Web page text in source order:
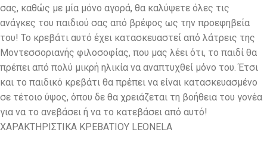
σας, καθώς με μία μόνο αγορά, θα καλύψετε όλες τις
ανάγκες του παιδιού σας από βρέφος ως την προεφηβεία
του! Το κρεβάτι αυτό έχει κατασκευαστεί από λάτρεις της
Μοντεσσοριανής φιλοσοφίας, που μας λέει ότι, το παιδί θα
πρέπει από πολύ μικρή ηλικία να αναπτυχθεί μόνο του. Έτσι
και το παιδικό κρεβάτι θα πρέπει να είναι κατασκευασμένο
σε τέτοιο ύψος, όπου δε θα χρειάζεται τη βοήθεια του γονέα
για να το ανεβάσει ή να το κατεβάσει από αυτό!
ΧΑΡΑΚΤΗΡΙΣΤΙΚΑ ΚΡΕΒΑΤΙΟΥ LEONELA